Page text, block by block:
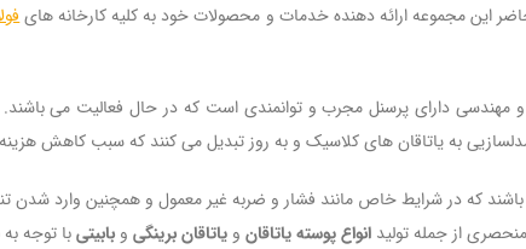
این مجموعه ارائه دهنده خدمات و محصولات خود به کلیه کارخانه های
دارای پرسنل مجرب و توانمندی است که در حال فعالیت می باشند.
مدلسازیی به یاتاقان های کلاسیک و به روز تبدیل می کنند که سبب کاهش
از جمله تولید انواع پوسته یاتاقان و یاتاقان برینگی و بابیتیبا توجه